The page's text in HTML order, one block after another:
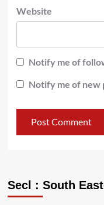
Website
Notify me of
Notify me of new
Secl : South